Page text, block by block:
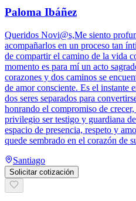
Paloma Ibáñez
Queridos Novi@s,Me siento
acompañarlos en un proceso tan
de compartir el camino de la vida
momento es para mí un acto
corazones y dos caminos se
de amor consciente. Es el instante
dos seres separados para
honrando el compromiso de
privilegio ser testigo y guardiana
espacio de presencia, respeto y
quede sembrado en el corazón de
Santiago
Solicitar cotización